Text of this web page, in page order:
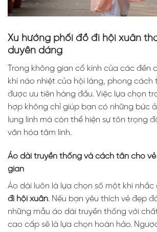
Xu hướng phối đồ đi hội xuân
duyên dáng
Trong không gian cổ kính của các đền
khí náo nhiệt của hội làng, phong cách
được ưu tiên hàng đầu. Việc lựa chọn
hợp không chỉ giúp bạn có những bức
lung linh mà còn thể hiện sự tôn trọng
văn hóa tâm linh.
Áo dài truyền thống và cách tân cho
gian
Áo dài luôn là lựa chọn số một khi nhắc
đi hội xuân. Nếu bạn yêu thích vẻ đẹp
những mẫu áo dài truyền thống với
cao cấp sẽ là lựa chọn hoàn hảo.